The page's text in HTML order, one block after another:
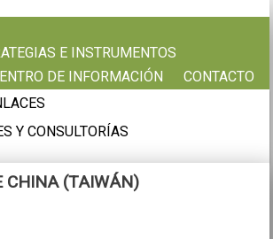
E INSTRUMENTOS
DE INFORMACIÓN
CONTACTO
Y CONSULTORÍAS
CHINA (TAIWÁN)